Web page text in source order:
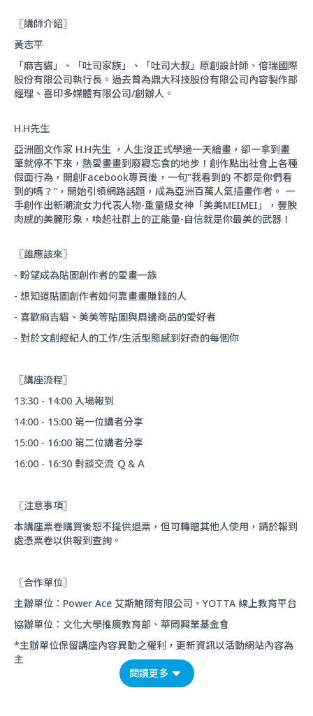
〖講師介紹〗
黃志平
「麻吉貓」、「吐司家族」、「吐司大叔」原創設計師、傛瑞國際
股份有限公司執行長。過去曾為鼎大科技股份有限公司內容製作部
經理、喜印多媒體有限公司/創辦人。
H.H先生
亞洲圖文作家 H.H先生 ，人生沒正式學過一天繪畫，卻一拿到畫
筆就停不下來，熱愛畫畫到廢寢忘食的地步！創作點出社會上各種
假面行為，開創Facebook專頁後，一句"我看到的 不都是你們看
到的嗎？"，開始引領網路話題，成為亞洲百萬人氣插畫作者。 一
手創作出新潮流女力代表人物-重量級女神「美美MEIMEI」，豐腴
肉感的美麗形象，喚起社群上的正能量-自信就是你最美的武器！
〖誰應該來〗
- 盼望成為貼圖創作者的愛畫一族
- 想知道貼圖創作者如何靠畫畫賺錢的人
- 喜歡麻吉貓、美美等貼圖與周邊商品的愛好者
- 對於文創經紀人的工作/生活型態感到好奇的每個你
〖講座流程〗
13:30 - 14:00 入場報到
14:00 - 15:00 第一位講者分享
15:00 - 16:00 第二位講者分享
16:00 - 16:30 對談交流 Ｑ＆Ａ
〖注意事項〗
本講座票卷購買後恕不提供退票，但可轉贈其他人使用，請於報到
處憑票卷以供報到查詢。
〖合作單位〗
主辦單位：Power Ace 艾斯鮑爾有限公司、YOTTA 線上教育平台
協辦單位：文化大學推廣教育部、華岡興業基金會
*主辦單位保留講座內容異動之權利，更新資訊以活動網站內容為
主
閱讀更多